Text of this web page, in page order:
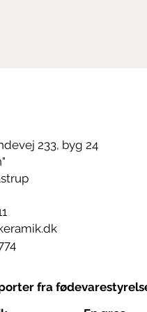
233, byg 24
fra